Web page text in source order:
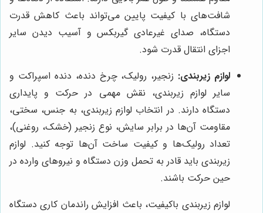
شافت‌های با کیفیت پایین می‌تواند باعث کاهش قدرت
دستگاه، صدای غیرعادی گیربکس و آسیب دیدن سایر
اجزای انتقال قدرت شود.
لوازم زیربندی: زنجیر، رولیک، چرخ دنده، دنده اسپراکت و
سایر لوازم زیربندی، نقش مهمی در حرکت و پایداری
دستگاه دارند. در انتخاب لوازم زیربندی، به جنس، سختی،
مقاومت آن‌ها در برابر سایش، نوع زنجیر (خشک، روغنی)،
تعداد رولیک‌ها و کیفیت ساخت آن‌ها توجه کنید. لوازم
زیربندی باید قادر به تحمل وزن دستگاه و نیروهای وارده در
حین حرکت باشند.
لوازم زیربندی باکیفیت، باعث افزایش راندمان کاری دستگاه